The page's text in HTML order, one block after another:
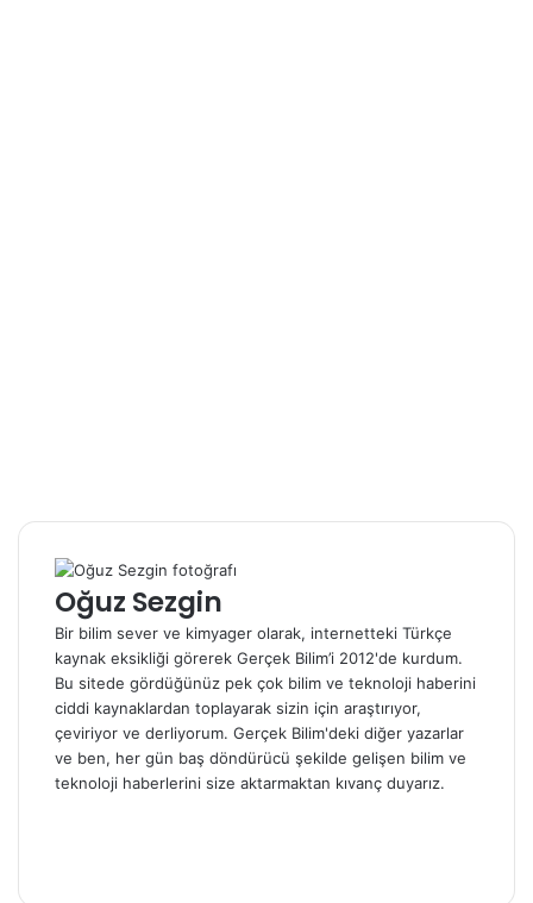
Oğuz Sezgin
Bir bilim sever ve kimyager olarak, internetteki Türkçe
kaynak eksikliği görerek Gerçek Bilim’i 2012'de kurdum.
Bu sitede gördüğünüz pek çok bilim ve teknoloji haberini
ciddi kaynaklardan toplayarak sizin için araştırıyor,
çeviriyor ve derliyorum. Gerçek Bilim'deki diğer yazarlar
ve ben, her gün baş döndürücü şekilde gelişen bilim ve
teknoloji haberlerini size aktarmaktan kıvanç duyarız.